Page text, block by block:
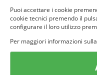
© provaprodottigratis.it 2023
Categorie in
Puoi accettare i cookie
cookie tecnici premendo il
configurare il loro utilizzo
Per maggiori informazioni